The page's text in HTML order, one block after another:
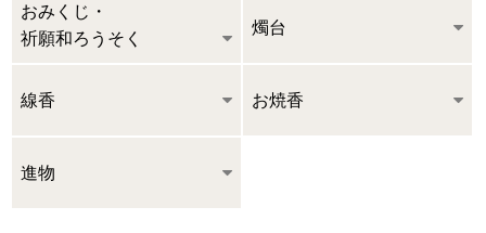
おみくじ・
祈願和ろうそく
燭台
線香 お焼香
進物